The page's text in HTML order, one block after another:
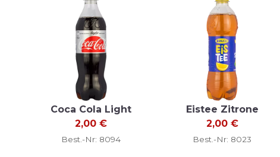
Coca Cola Light
2,00€
Best.-Nr: 8094
Eistee Zitrone
2,00 €
Best.-Nr: 8023